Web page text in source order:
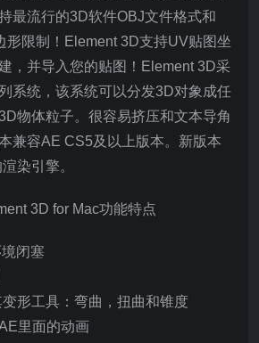
最流行的3D软件OBJ文件格式和
形限制！Element 3D支持UV贴图坐
，并导入您的贴图！Element 3D采
系统，该系统可以分发3D对象成任
物体粒子。很容易挤压和文本导角
兼容AE CS5及以上版本。新版本
染引擎。
3D for Mac功能特点
闭塞
形工具：弯曲，扭曲和锥度
里面的动画